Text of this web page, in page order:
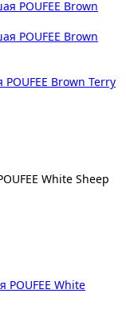
Brown Terry
White Sheep